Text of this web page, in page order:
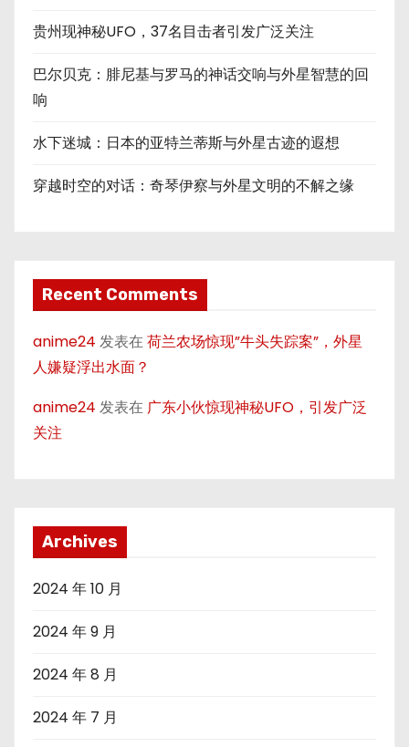
贵州现神秘UFO，37名目击者引发广泛关注
巴尔贝克：腓尼基与罗马的神话交响与外星智慧的回
响
水下迷城：日本的亚特兰蒂斯与外星古迹的遐想
穿越时空的对话：奇琴伊察与外星文明的不解之缘
Recent Comments
anime24 发表在荷兰农场惊现”牛头失踪案”，外星
人嫌疑浮出水面？
anime24 发表在 广东小伙惊现神秘UFO，引发广泛
关注
Archives
2024 年 10 月
2024 年 9 月
2024 年 8 月
2024 年 7 月